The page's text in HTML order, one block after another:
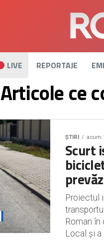
LIVE REPORTAJE
Articole ce
ȘTIRI acum
Scurt
Proiectul
Roman
Local și